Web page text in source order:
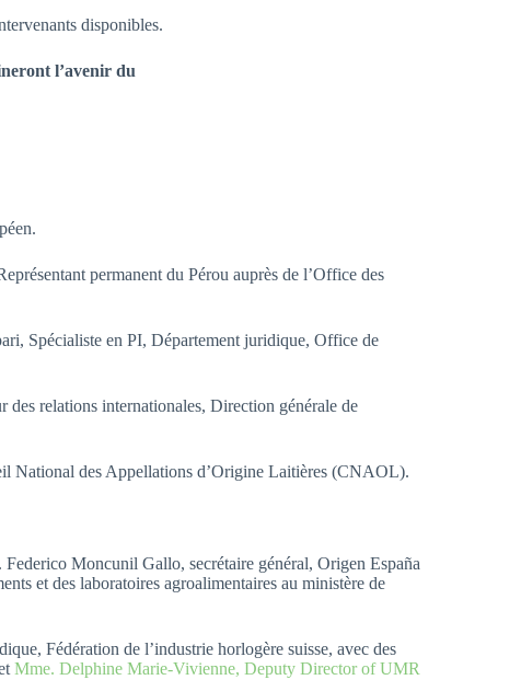
disponibles.
l’avenir du
permanent du Pérou auprès de l’Office des
Spécialiste en PI, Département juridique, Office de
relations internationales, Direction générale de
National des Appellations d’Origine Laitières (CNAOL).
Moncunil Gallo, secrétaire général, Origen España
et des laboratoires agroalimentaires au ministère de
Fédération de l’industrie horlogère suisse, avec des
Mme. Delphine Marie-Vivienne, Deputy Director of UMR